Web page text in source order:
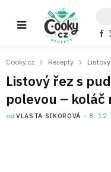
F
b
o
k
Cooky.cz Recepty
Listový řez s
polevou – koláč
odVLASTA SIKOROVÁ 8. 12.